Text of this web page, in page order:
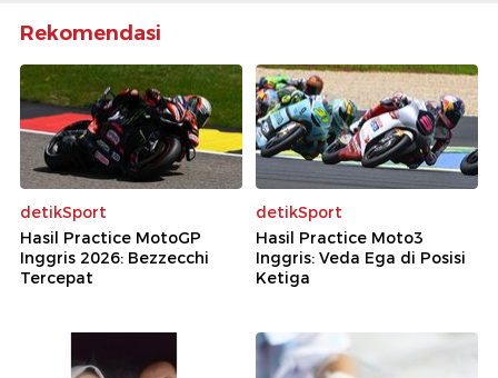
Rekomendasi
detikSport
Hasil Practice MotoGP
Inggris 2026: Bezzecchi
Tercepat
detikSport
Hasil Practice Moto3
Inggris: Veda Ega di Posisi
Ketiga